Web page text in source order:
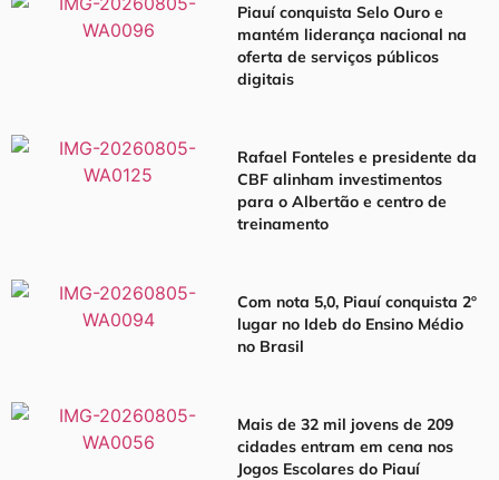
Piauí conquista Selo Ouro e
mantém liderança nacional na
oferta de serviços públicos
digitais
Rafael Fonteles e presidente da
CBF alinham investimentos
para o Albertão e centro de
treinamento
Com nota 5,0, Piauí conquista 2º
lugar no Ideb do Ensino Médio
no Brasil
Mais de 32 mil jovens de 209
cidades entram em cena nos
Jogos Escolares do Piauí